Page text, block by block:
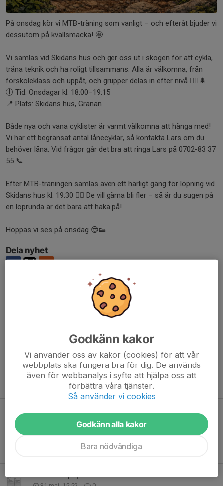
På onsdag kör vi MTB-träning som vanligt – och efteråt bjuder vi
dessutom på kvällsmacka! 🤩
Vi samlas vid Skidans hus och ger oss ut i skogen för att cykla,
träna teknik och ha roligt tillsammans. Alla är välkomna, från
förskoleklass och uppåt, och grupper delas in efter nivå 🚴‍♀️🌲
🕕 Tid: Onsdagar kl. 18:00–19:15
📍 Plats: Skidans hus, Granan
Både nya och vana cyklister är varmt välkomna att hänga med!
Vi har ett begränsat antal lånecyklar, så kontakta Lars om du
behöver låna. Vid frågor går det bra att ringa Lars på 0702-83 37
55 📞
Efter MTB-träningen samlas även ett härligt gäng för löpning vid
Skidans hus kl. 19:30 🏃‍♀️ De vill gärna bli fler – så är du sugen på
en löprunda är det bara att haka på!
Hoppas vi ses på onsdag 😎👟
Dela nyhet
Tidigare nyheter
Poängjakt MTB
24 jun, 18:07 0
0
Säsongsavslutning MTB 🔥🍔
Godkänn kakor
Vi använder oss av kakor (cookies) för att vår
webbplats ska fungera bra för dig. De används
även för webbanalys i syfte att hjälpa oss att
förbättra våra tjänster.
Så använder vi cookies
Godkänn alla kakor
Bara nödvändiga